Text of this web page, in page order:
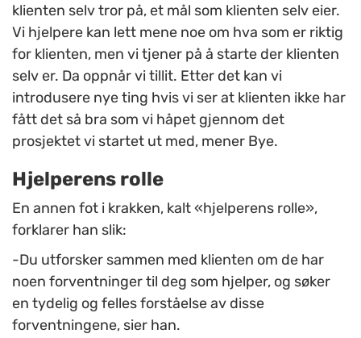
klienten selv tror på, et mål som klienten selv eier.
Vi hjelpere kan lett mene noe om hva som er riktig
for klienten, men vi tjener på å starte der klienten
selv er. Da oppnår vi tillit. Etter det kan vi
introdusere nye ting hvis vi ser at klienten ikke har
fått det så bra som vi håpet gjennom det
prosjektet vi startet ut med, mener Bye.
Hjelperens rolle
En annen fot i krakken, kalt «hjelperens rolle»,
forklarer han slik:
-Du utforsker sammen med klienten om de har
noen forventninger til deg som hjelper, og søker
en tydelig og felles forståelse av disse
forventningene, sier han.